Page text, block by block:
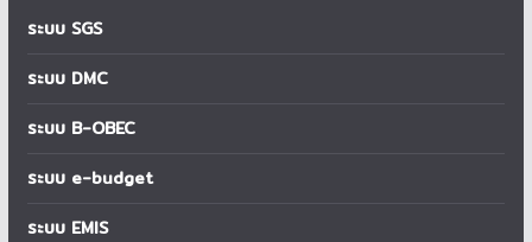
ระบบ SGS
ระบบ DMC
ระบบ B-OBEC
ระบบ e-budget
ระบบ EMIS